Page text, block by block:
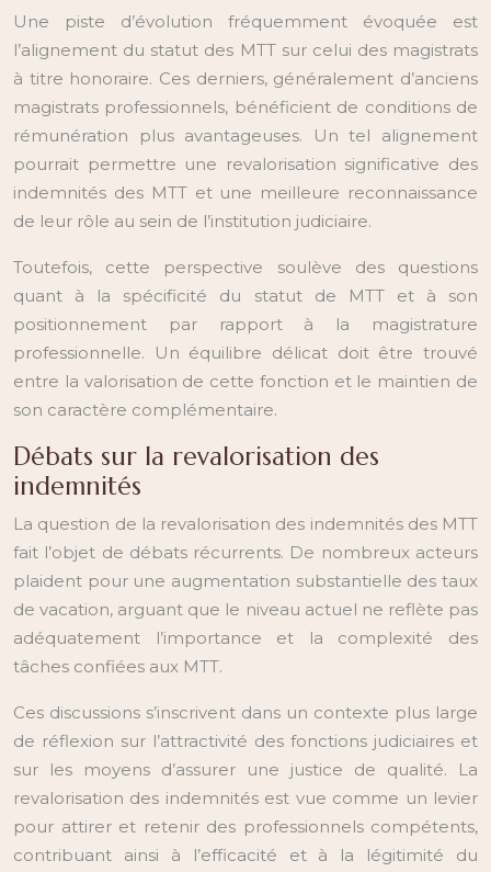
Une piste d’évolution fréquemment évoquée est
l’alignement du statut des MTT sur celui des magistrats
à titre honoraire. Ces derniers, généralement d’anciens
magistrats professionnels, bénéficient de conditions de
rémunération plus avantageuses. Un tel alignement
pourrait permettre une revalorisation significative des
indemnités des MTT et une meilleure reconnaissance
de leur rôle au sein de l’institution judiciaire.
Toutefois, cette perspective soulève des questions
quant à la spécificité du statut de MTT et à son
positionnement par rapport à la magistrature
professionnelle. Un équilibre délicat doit être trouvé
entre la valorisation de cette fonction et le maintien de
son caractère complémentaire.
Débats sur la revalorisation des
indemnités
La question de la revalorisation des indemnités des MTT
fait l’objet de débats récurrents. De nombreux acteurs
plaident pour une augmentation substantielle des taux
de vacation, arguant que le niveau actuel ne reflète pas
adéquatement l’importance et la complexité des
tâches confiées aux MTT.
Ces discussions s’inscrivent dans un contexte plus large
de réflexion sur l’attractivité des fonctions judiciaires et
sur les moyens d’assurer une justice de qualité. La
revalorisation des indemnités est vue comme un levier
pour attirer et retenir des professionnels compétents,
contribuant ainsi à l’efficacité et à la légitimité du